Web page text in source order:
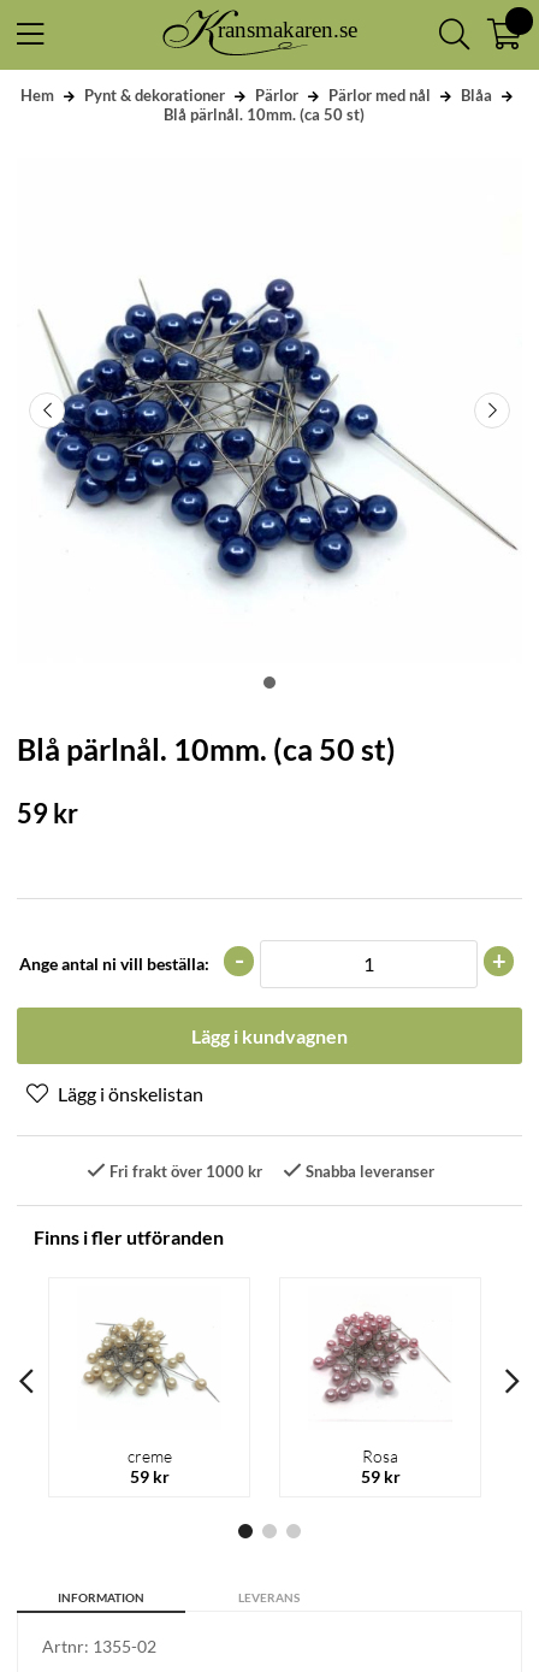
Hem Pynt & dekorationer Pärlor Pärlor med nål
Blåa
Blå pärlnål. 10mm. (ca 50 st)
Blå pärlnål. 10mm. (ca 50 st)
59kr
Ange antal ni vill beställa: +
-
Lägg i kundvagnen
Fri frakt över 1000 kr Snabba leveranser
Finns i fler utföranden
creme
59 kr
Rosa
59 kr
INFORMATION LEVERANS
Artnr: 1355-02